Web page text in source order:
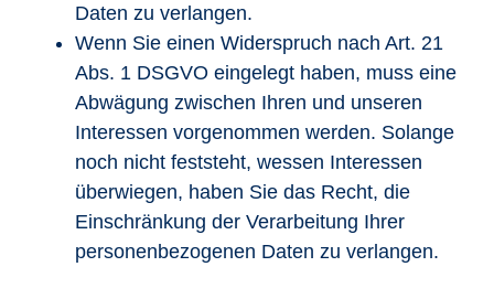
Daten zu verlangen.
Wenn Sie einen Widerspruch nach Art. 21
Abs. 1 DSGVO eingelegt haben, muss eine
Abwägung zwischen Ihren und unseren
Interessen vorgenommen werden. Solange
noch nicht feststeht, wessen Interessen
überwiegen, haben Sie das Recht, die
Einschränkung der Verarbeitung Ihrer
personenbezogenen Daten zu verlangen.